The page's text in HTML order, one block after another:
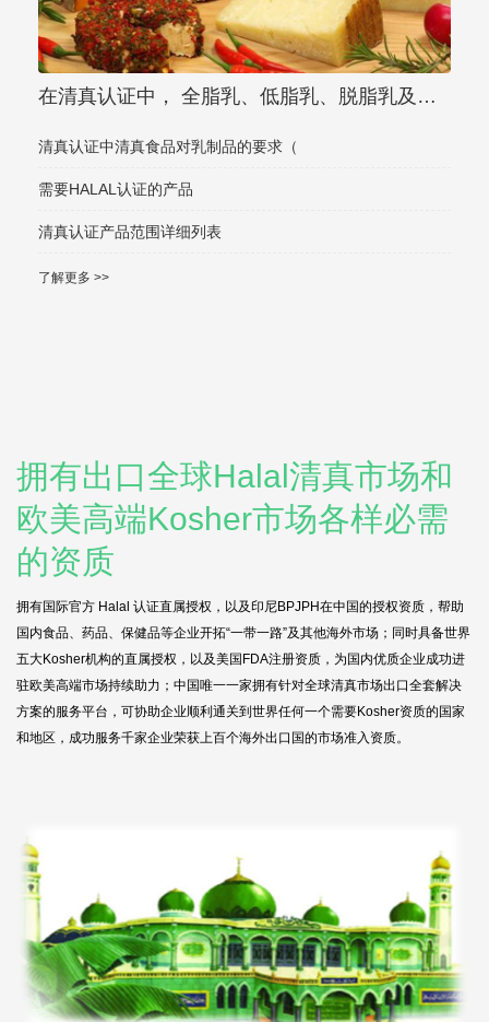
在清真认证中， 全脂乳、低脂乳、脱脂乳及调
清真认证中清真食品对乳制品的要求（
需要HALAL认证的产品
清真认证产品范围详细列表
了解更多 >>
拥有出口全球Halal清真市场和
欧美高端Kosher市场各样必需
的资质
拥有国际官方 Halal 认证直属授权，以及印尼BPJPH在中国的授权资质，帮助
国内食品、药品、保健品等企业开拓“一带一路”及其他海外市场；同时具备世界
五大Kosher机构的直属授权，以及美国FDA注册资质，为国内优质企业成功进
驻欧美高端市场持续助力；中国唯一一家拥有针对全球清真市场出口全套解决
方案的服务平台，可协助企业顺利通关到世界任何一个需要Kosher资质的国家
和地区，成功服务千家企业荣获上百个海外出口国的市场准入资质。